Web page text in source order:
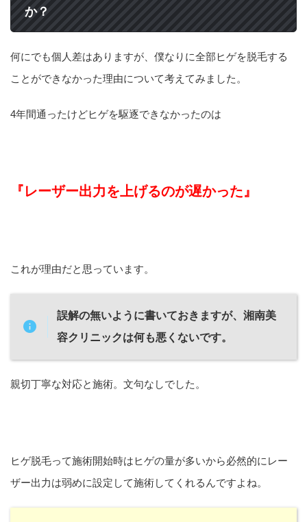
か？
何にでも個人差はありますが、僕なりに全部ヒゲを脱毛する
ことができなかった理由について考えてみました。
4年間通ったけどヒゲを駆逐できなかったのは
『レーザー出力を上げるのが遅かった』
これが理由だと思っています。
誤解の無いように書いておきますが、 湘南美
容クリニックは何も悪くないです。
親切丁寧な対応と施術。文句なしでした。
ヒゲ脱毛って施術開始時はヒゲの量が多いから必然的にレー
ザー出力は弱めに設定して施術してくれるんですよね。